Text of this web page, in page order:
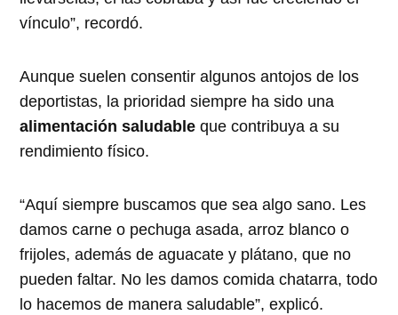
vínculo”, recordó.
Aunque suelen consentir algunos antojos de los
deportistas, la prioridad siempre ha sido una
alimentación saludable que contribuya a su
rendimiento físico.
“Aquí siempre buscamos que sea algo sano. Les
damos carne o pechuga asada, arroz blanco o
frijoles, además de aguacate y plátano, que no
pueden faltar. No les damos comida chatarra, todo
lo hacemos de manera saludable”, explicó.